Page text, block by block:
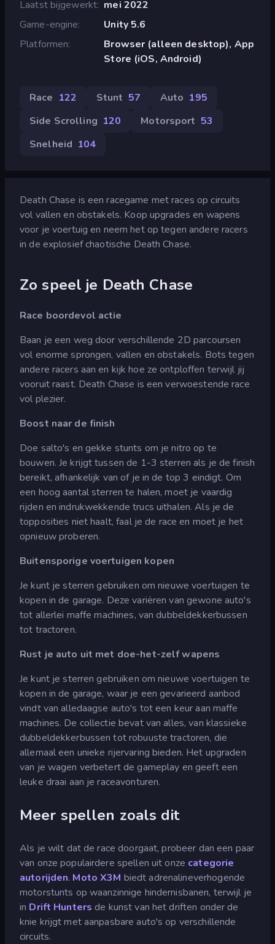
Laatst bijgewerkt mei 2022
Game-engine
Unity 5.6
Platformen
Browser (alleen desktop), App
Store (iOS, Android)
Race 122 Stunt 57 Auto 195
Side Scrolling 120 Motorsport 53
Snelheid 104
Death Chase is een racegame met races op circuits
vol vallen en obstakels. Koop upgrades en wapens
voor je voertuig en neem het op tegen andere racers
in de explosief chaotische Death Chase.
Zo speel je Death Chase
Race boordevol actie
Baan je een weg door verschillende 2D parcoursen
vol enorme sprongen, vallen en obstakels. Bots tegen
andere racers aan en kijk hoe ze ontploffen terwijl jij
vooruit raast. Death Chase is een verwoestende race
vol plezier.
Boost naar de finish
Doe salto's en gekke stunts om je nitro op te
bouwen. Je krijgt tussen de 1-3 sterren als je de finish
bereikt, afhankelijk van of je in de top 3 eindigt. Om
een hoog aantal sterren te halen, moet je vaardig
rijden en indrukwekkende trucs uithalen. Als je de
topposities niet haalt, faal je de race en moet je het
opnieuw proberen.
Buitensporige voertuigen kopen
Je kunt je sterren gebruiken om nieuwe voertuigen te
kopen in de garage. Deze variëren van gewone auto's
tot allerlei maffe machines, van dubbeldekkerbussen
tot tractoren.
Rust je auto uit met doe-het-zelf wapens
Je kunt je sterren gebruiken om nieuwe voertuigen te
kopen in de garage, waar je een gevarieerd aanbod
vindt van alledaagse auto's tot een keur aan maffe
machines. De collectie bevat van alles, van klassieke
dubbeldekkerbussen tot robuuste tractoren, die
allemaal een unieke rijervaring bieden. Het upgraden
van je wagen verbetert de gameplay en geeft een
leuke draai aan je raceavonturen.
Meer spellen zoals dit
Als je wilt dat de race doorgaat, probeer dan een paar
van onze populairdere spellen uit onze categorie
autorijden. Moto X3M biedt adrenalineverhogende
motorstunts op waanzinnige hindernisbanen, terwijl je
in Drift Hunters de kunst van het driften onder de
knie krijgt met aanpasbare auto's op verschillende
circuits.